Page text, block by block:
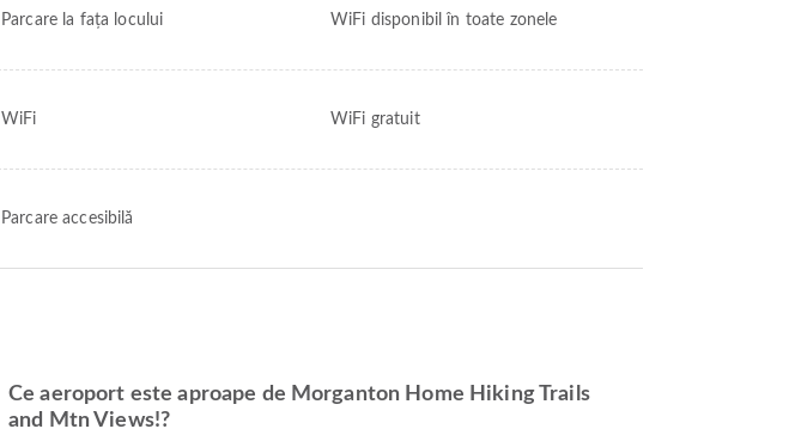
Parcare la fața locului WiFi disponibil în toate zonele
WiFi WiFi gratuit
Parcare accesibilă
Ce aeroport este aproape de Morganton Home Hiking Trails
and Mtn Views!?